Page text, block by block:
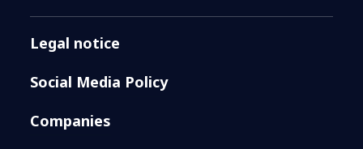
Legal notice
Social Media Policy
Companies